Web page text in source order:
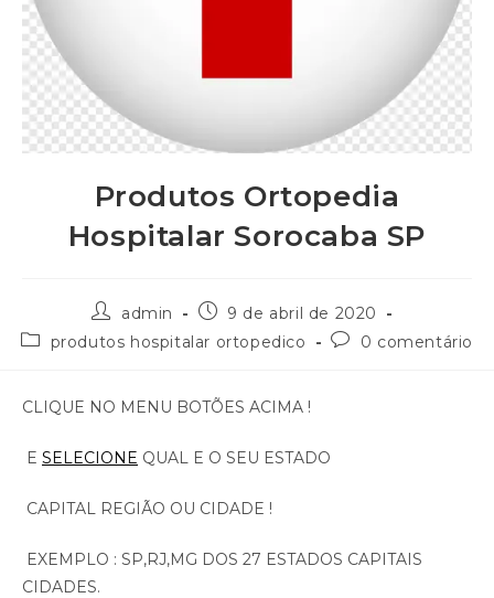
Produtos Ortopedia
Hospitalar Sorocaba SP
admin
9 de abril de 2020
produtos hospitalar ortopedico
0 comentário
CLIQUE NO MENU BOTÕES ACIMA !
E SELECIONE QUAL E O SEU ESTADO
CAPITAL REGIÃO OU CIDADE !
EXEMPLO : SP,RJ,MG DOS 27 ESTADOS CAPITAIS
CIDADES.